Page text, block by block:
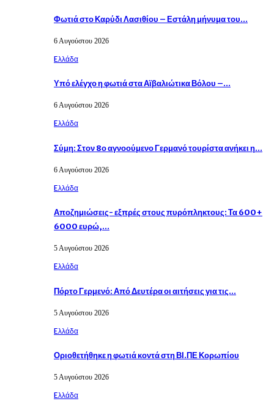
Φωτιά στο Καρύδι Λασιθίου – Εστάλη μήνυμα του…
6 Αυγούστου 2026
Eλλάδα
Υπό ελέγχο η φωτιά στα Αϊβαλιώτικα Βόλου –…
6 Αυγούστου 2026
Eλλάδα
Σύμη: Στον 8ο αγνοούμενο Γερμανό τουρίστα ανήκει η…
6 Αυγούστου 2026
Eλλάδα
Αποζημιώσεις- εξπρές στους πυρόπληκτους: Τα 600+
6000 ευρώ,…
5 Αυγούστου 2026
Eλλάδα
Πόρτο Γερμενό: Από Δευτέρα οι αιτήσεις για τις…
5 Αυγούστου 2026
Eλλάδα
Οριοθετήθηκε η φωτιά κοντά στη ΒΙ.ΠΕ Κορωπίου
5 Αυγούστου 2026
Eλλάδα